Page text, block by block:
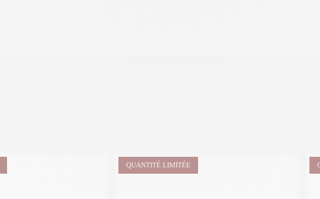
QUANTITÉ LIMITÉE